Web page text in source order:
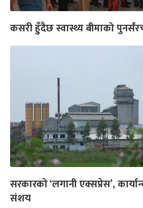
कसरी हुँदैछ स्वास्थ्य बीमाको
सरकारको ‘लगानी एक्सप्रेस’,
संशय